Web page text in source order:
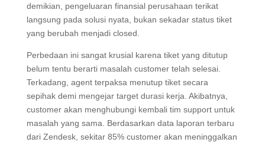
demikian, pengeluaran finansial perusahaan terikat
langsung pada solusi nyata, bukan sekadar status tiket
yang berubah menjadi closed.
Perbedaan ini sangat krusial karena tiket yang ditutup
belum tentu berarti masalah customer telah selesai.
Terkadang, agent terpaksa menutup tiket secara
sepihak demi mengejar target durasi kerja. Akibatnya,
customer akan menghubungi kembali tim support untuk
masalah yang sama. Berdasarkan data laporan terbaru
dari Zendesk, sekitar 85% customer akan meninggalkan